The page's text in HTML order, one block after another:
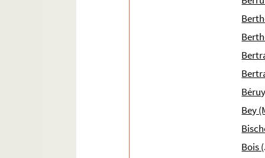
Ms 1936 (1802). « Remarque de Scipion du
Ms 1937 (1803). « Matériaux pour
Ms 1938 (1804). Correspondance de Pierre
Ms 1939 (1805). « Reconnaissances de
Ms 1940 (1806). Note du Colonel Archinard
Ms 1942 (1808). Cahier de Manuel du Mas
Bey
Bois